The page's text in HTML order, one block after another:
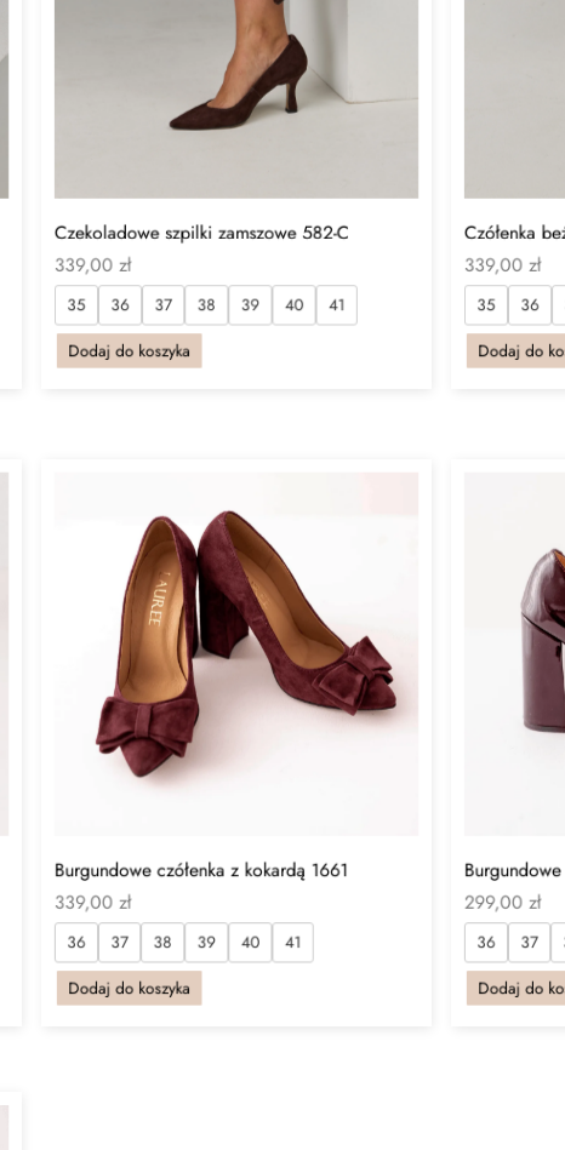
Czekoladowe szpilki zamszowe 582-C
339,00zł
35 36 37 38 39 40
41
Dodaj do koszyka
Czółenka
339,00zł
35 36
Dodaj do
Burgundowe czółenka z kokardą 1661
339,00zł
36 37 38 39 40
41
Dodaj do koszyka
299,00zł
36 37
Dodaj do